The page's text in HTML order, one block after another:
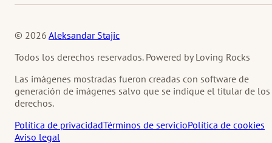
© 2026 Aleksandar Stajic
Todos los derechos reservados. Powered by Loving Rocks
Las imágenes mostradas fueron creadas con software de
generación de imágenes salvo que se indique el titular de los
derechos.
Política de privacidadTérminos de servicioPolítica de cookies
Aviso legal